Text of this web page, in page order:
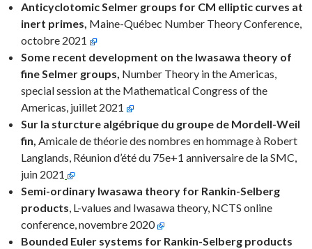
Anticyclotomic Selmer groups for CM elliptic curves at
inert primes, Maine-Québec Number Theory Conference,
octobre 2021
Some recent development on the Iwasawa theory of
fine Selmer groups, Number Theory in the Americas,
special session at the Mathematical Congress of the
Americas, juillet 2021
Sur la sturcture algébrique du groupe de Mordell-Weil
fin, Amicale de théorie des nombres en hommage à Robert
Langlands, Réunion d’été du 75e+1 anniversaire de la SMC,
juin 2021
Semi-ordinary Iwasawa theory for Rankin-Selberg
products, L-values and Iwasawa theory, NCTS online
conference, novembre 2020
Bounded Euler systems for Rankin-Selberg products